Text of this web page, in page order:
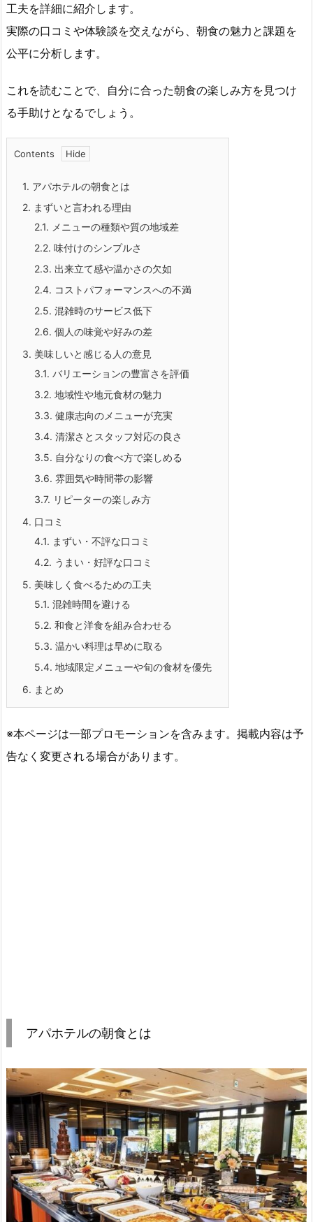
工夫を詳細に紹介します。
実際の口コミや体験談を交えながら、朝食の魅力と課題を
公平に分析します。
これを読むことで、自分に合った朝食の楽しみ方を見つけ
る手助けとなるでしょう。
Contents
1. アパホテルの朝食とは
2. まずいと言われる理由
2.1. メニューの種類や質の地域差
2.2. 味付けのシンプルさ
2.3. 出来立て感や温かさの欠如
2.4. コストパフォーマンスへの不満
2.5. 混雑時のサービス低下
2.6. 個人の味覚や好みの差
3. 美味しいと感じる人の意見
3.1. バリエーションの豊富さを評価
3.2. 地域性や地元食材の魅力
3.3. 健康志向のメニューが充実
3.4. 清潔さとスタッフ対応の良さ
3.5. 自分なりの食べ方で楽しめる
3.6. 雰囲気や時間帯の影響
3.7. リピーターの楽しみ方
4. 口コミ
4.1. まずい・不評な口コミ
4.2. うまい・好評な口コミ
5. 美味しく食べるための工夫
5.1. 混雑時間を避ける
5.2. 和食と洋食を組み合わせる
5.3. 温かい料理は早めに取る
5.4. 地域限定メニューや旬の食材を優先
6. まとめ
※本ページは一部プロモーションを含みます。掲載内容は予
告なく変更される場合があります。
アパホテルの朝食とは